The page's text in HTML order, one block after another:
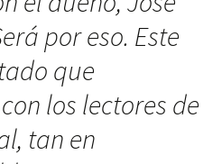
por eso. Este
que
los lectores de
tan en